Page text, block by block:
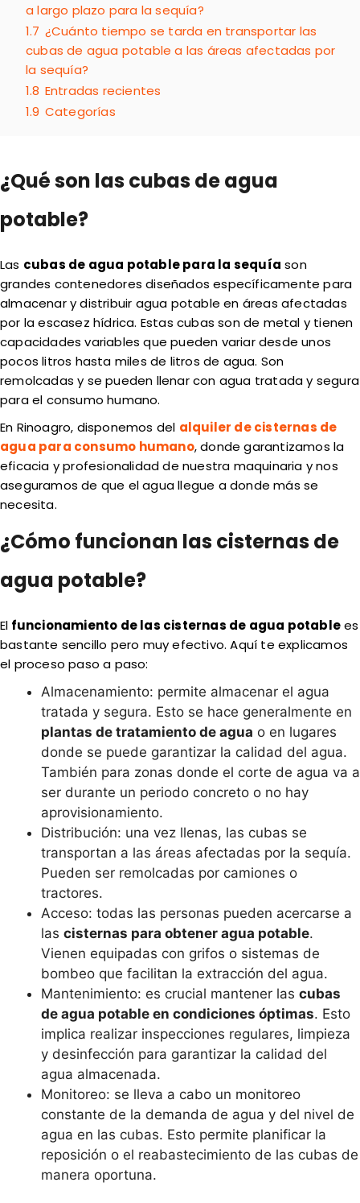
a largo plazo para la sequía?
1.7 ¿Cuánto tiempo se tarda en transportar las
cubas de agua potable a las áreas afectadas por
la sequía?
1.8 Entradas recientes
1.9 Categorías
¿Qué son las cubas de agua
potable?
Las cubas de agua potable para la sequía son
grandes contenedores diseñados específicamente para
almacenar y distribuir agua potable en áreas afectadas
por la escasez hídrica. Estas cubas son de metal y tienen
capacidades variables que pueden variar desde unos
pocos litros hasta miles de litros de agua. Son
remolcadas y se pueden llenar con agua tratada y segura
para el consumo humano.
En Rinoagro, disponemos del alquiler de cisternas de
agua para consumo humano, donde garantizamos la
eficacia y profesionalidad de nuestra maquinaria y nos
aseguramos de que el agua llegue a donde más se
necesita.
¿Cómo funcionan las cisternas de
agua potable?
El funcionamiento de las cisternas de agua potablees
bastante sencillo pero muy efectivo. Aquí te explicamos
el proceso paso a paso:
Almacenamiento: permite almacenar el agua
tratada y segura. Esto se hace generalmente en
plantas de tratamiento de agua o en lugares
donde se puede garantizar la calidad del agua.
También para zonas donde el corte de agua va a
ser durante un periodo concreto o no hay
aprovisionamiento.
Distribución: una vez llenas, las cubas se
transportan a las áreas afectadas por la sequía.
Pueden ser remolcadas por camiones o
tractores.
Acceso: todas las personas pueden acercarse a
las cisternas para obtener agua potable.
Vienen equipadas con grifos o sistemas de
bombeo que facilitan la extracción del agua.
Mantenimiento: es crucial mantener las cubas
de agua potable en condiciones óptimas. Esto
implica realizar inspecciones regulares, limpieza
y desinfección para garantizar la calidad del
agua almacenada.
Monitoreo: se lleva a cabo un monitoreo
constante de la demanda de agua y del nivel de
agua en las cubas. Esto permite planificar la
reposición o el reabastecimiento de las cubas de
manera oportuna.